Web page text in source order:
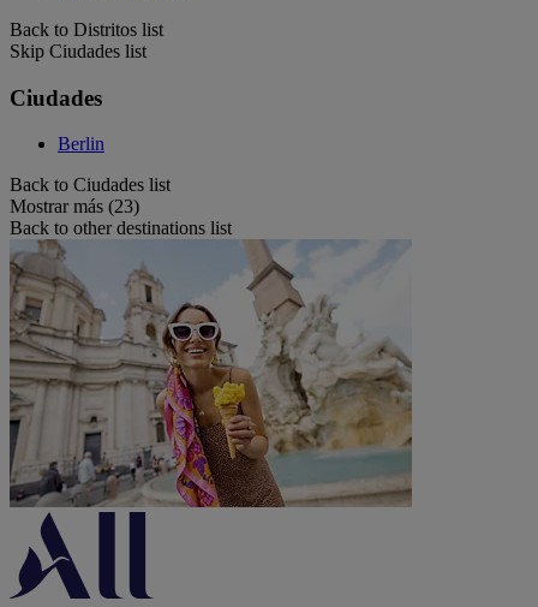
Back to Distritos list
Skip Ciudades list
Ciudades
Berlin
Back to Ciudades list
Mostrar más (23)
Back to other destinations list